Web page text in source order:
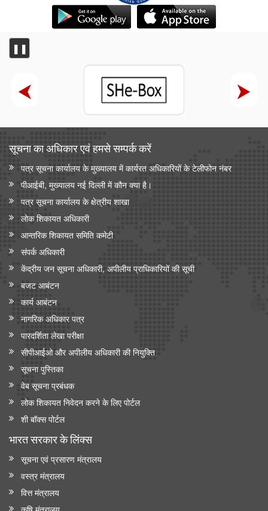
❚❚
सूचना का अधिकार एवं हमसे सम्‍पर्क करें
पत्र सूचना कार्यालय के मुख्यालय में कार्यरत अधिकारियों के टेलीफोन नंबर
पीआईबी, मुख्यालय नई दिल्ली में कौन क्या है।
पत्र सूचना कार्यालय के क्षेत्रीय शाखा
लोक शिकायत अधिकारी
आन्‍तरिक शिकायत समिति कमेटी
संपर्क अधिकारी
केंद्रीय जन सूचना अधिकारी, अपीलीय प्राधिकारियों की सूची
बजट आबंटन
कार्य आबंटन
नागरिक अधिकार पत्र
पारदर्शिता लेखा परीक्षा
सीपीआईओ और अपी‍लीय अधिकारी की नियुक्ति
सूचना पुस्तिका
वेब सूचना प्रबंधक
लोक शिकायत निवेदन करने के लिए पोर्टल
शी बॉक्स पोर्टल
भारत सरकार के लिंक्‍स
सूचना एवं प्रसारण मंत्रालय
वस्त्र मंत्रालय
वित्त मंत्रालय